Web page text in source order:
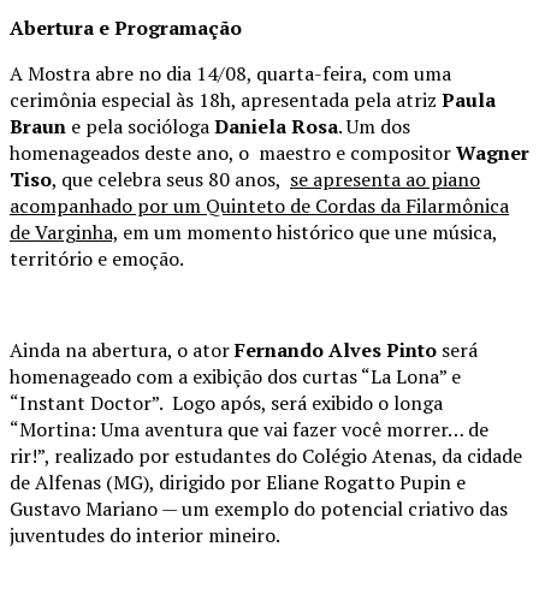
Abertura e Programação
A Mostra abre no dia 14/08, quarta-feira, com uma
cerimônia especial às 18h, apresentada pela atriz Paula
Braun e pela sociólogaDaniela Rosa. Um dos
homenageados deste ano, o maestro e compositorWagner
Tiso, que celebra seus 80 anos, se apresenta ao piano
acompanhado por um Quinteto de Cordas da Filarmônica
de Varginha, em um momento histórico que une música,
território e emoção.
Ainda na abertura, o atorFernando Alves Pinto será
homenageado com a exibição dos curtas “La Lona” e
“Instant Doctor”. Logo após, será exibido o longa
“Mortina: Uma aventura que vai fazer você morrer… de
rir!”, realizado por estudantes do Colégio Atenas, da cidade
de Alfenas (MG), dirigido por Eliane Rogatto Pupin e
Gustavo Mariano — um exemplo do potencial criativo das
juventudes do interior mineiro.